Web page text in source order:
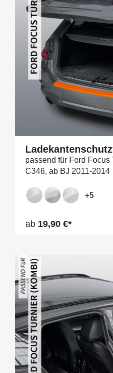
passend für Ford Focus
C346, ab BJ 2011-2014
+5
Regulärer Preis:
ab 19,90 €*